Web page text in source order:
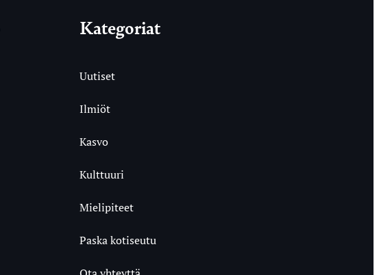
Kategoriat
Uutiset
Ilmiöt
Kasvo
Kulttuuri
Mielipiteet
Paska kotiseutu